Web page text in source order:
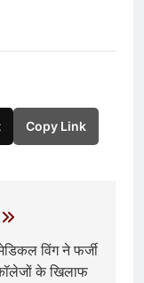
Copy Link
विंग ने फर्जी
के खिलाफ